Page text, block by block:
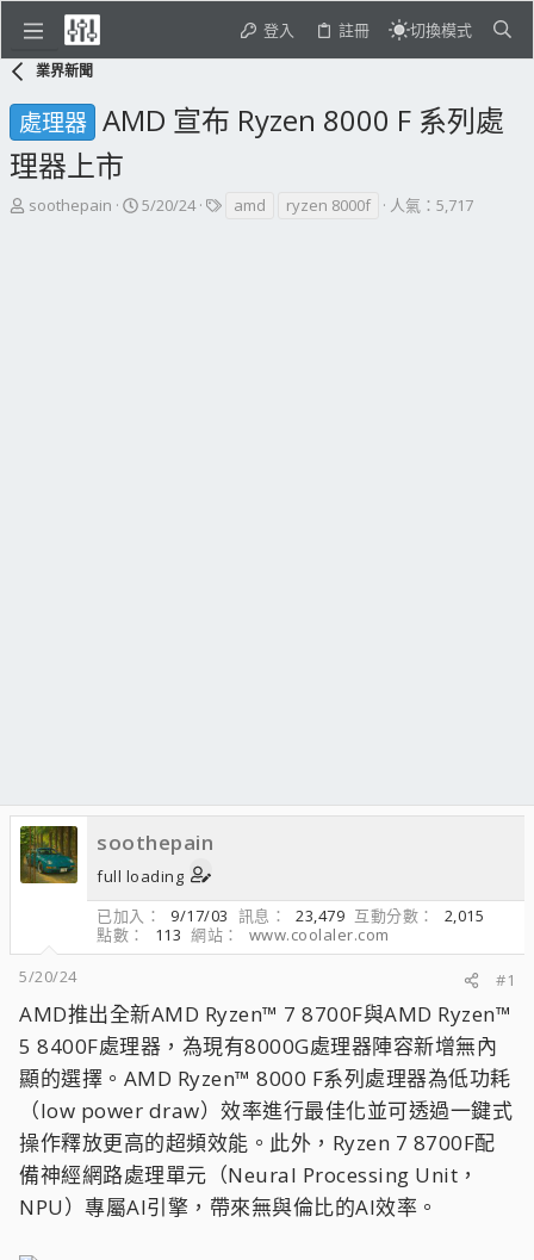
登入 註冊 切換模式
業界新聞
處理器 AMD 宣布 Ryzen 8000 F 系列處
理器上市
主
soothepain
開
5/20/24
標amd ryzen 8000f 人氣：5,717
soothepain
full loading
已加入
9/17/03 訊息 23,479 互動分數
2,015
點數
113 網站
www.coolaler.com
5/20/24
#1
AMD推出全新AMD Ryzen™ 7 8700F與AMD Ryzen™
5 8400F處理器，為現有8000G處理器陣容新增無內
顯的選擇。AMD Ryzen™ 8000 F系列處理器為低功耗
（low power draw）效率進行最佳化並可透過一鍵式
操作釋放更高的超頻效能。此外，Ryzen 7 8700F配
備神經網路處理單元（Neural Processing Unit，
NPU）專屬AI引擎，帶來無與倫比的AI效率。